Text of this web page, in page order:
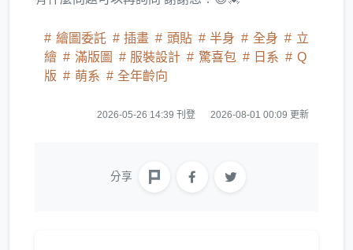
繪圖委託 插畫 頭貼 半身 全身
立
繪
滿版圖 服裝設計 驚喜包 日系
Q
版
萌系 全年齡向
2026-05-26 14:39 刊登 2026-08-01 00:09 更新
分享